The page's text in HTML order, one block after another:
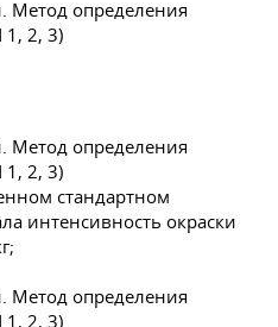
стандартном
интенсивность окраски